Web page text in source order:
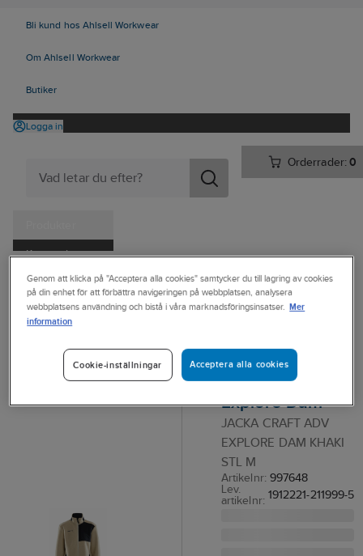
Bli kund hos Ahlsell Workwear
Om Ahlsell Workwear
Butiker
Logga in
Orderrader:0
Kampanjer
Tjänster
Kataloger
Ahlsell Produkter Personligt skydd Kläder
Jackor
Jackor Mellanlager
Jacka Craft
1912221 ADV
Explore Dam
JACKA CRAFT ADV
EXPLORE DAM KHAKI
STL M
Artikelnr: 997648
Lev.
artikelnr: 1912221-211999-5
Genom att klicka på "Acceptera alla cookies" samtycker du till lagring av cookies
på din enhet för att förbättra navigeringen på webbplatsen, analysera
webbplatsens användning och bistå i våra marknadsföringsinsatser. Mer
information
Acceptera alla cookies
Cookie-inställningar